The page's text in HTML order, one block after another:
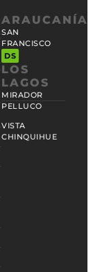
ARAUCANÍA
SAN
FRANCISCO
DS
LOS
LAGOS
MIRADOR
PELLUCO
VISTA
CHINQUIHUE